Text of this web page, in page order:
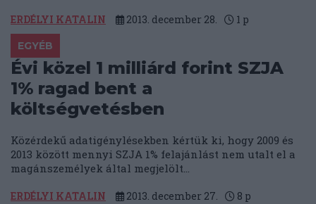
ERDÉLYI KATALIN 2013. december 28. 1 p
EGYÉB
Évi közel 1 milliárd forint SZJA
1% ragad bent a
költségvetésben
Közérdekű adatigénylésekben kértük ki, hogy 2009 és
2013 között mennyi SZJA 1% felajánlást nem utalt el a
magánszemélyek által megjelölt...
ERDÉLYI KATALIN 2013. december 27. 8 p